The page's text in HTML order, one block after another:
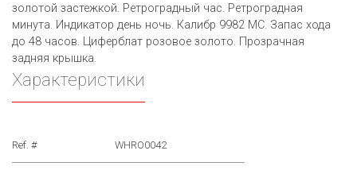
золотой застежкой. Ретроградный час. Ретроградная
минута. Индикатор день ночь. Калибр 9982 MC. Запас хода
до 48 часов. Циферблат розовое золото. Прозрачная
задняя крышка.
Характеристики
Ref. # WHRO0042